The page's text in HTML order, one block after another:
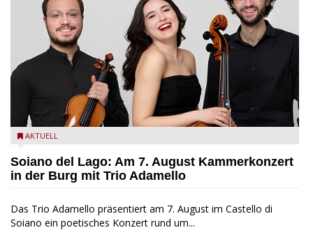
Trio Adamello
AKTUELL
Soiano del Lago: Am 7. August Kammerkonzert
in der Burg mit Trio Adamello
Das Trio Adamello präsentiert am 7. August im Castello di
Soiano ein poetisches Konzert rund um...